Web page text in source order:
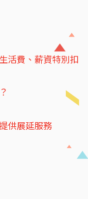
活費、薪資特別扣
供展延服務